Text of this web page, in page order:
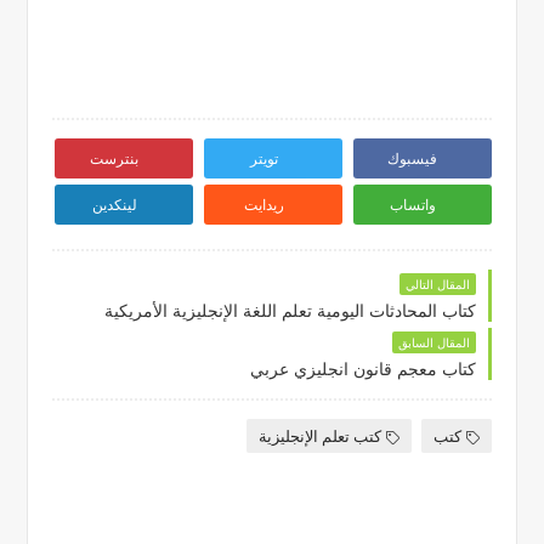
فيسبوك تويتر بنترست
واتساب ريدايت لينكدين
المقال التالي
كتاب المحادثات اليومية تعلم اللغة الإنجليزية الأمريكية
المقال السابق
كتاب معجم قانون انجليزي عربي
كتب كتب تعلم الإنجليزية